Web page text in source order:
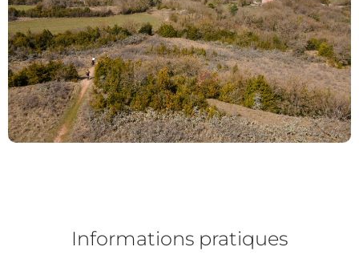
Informations pratiques